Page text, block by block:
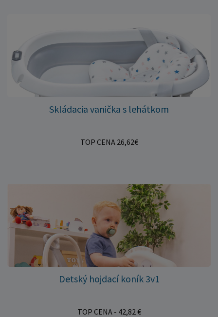
Skládacia vanička s lehátkom
TOP CENA 26,62€
Detský hojdací koník 3v1
TOP CENA - 42,82 €